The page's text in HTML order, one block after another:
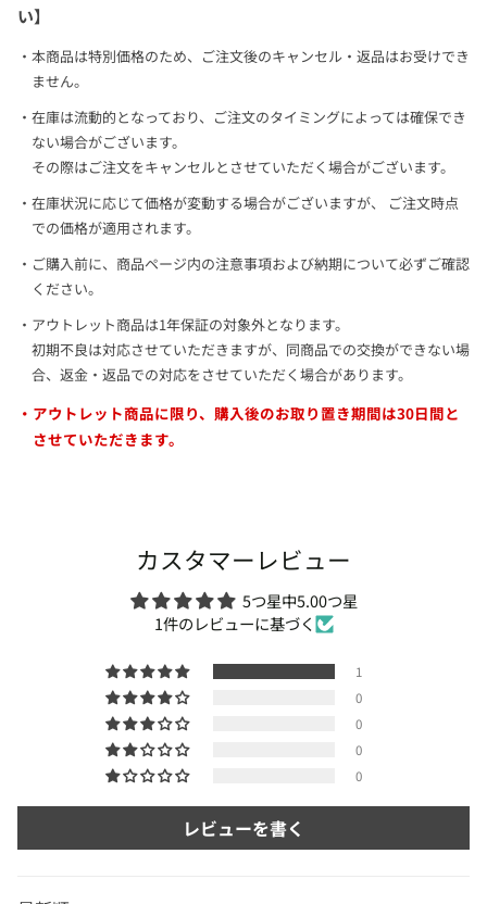
い】
本商品は特別価格のため、ご注文後のキャンセル・返品はお受けでき
ません。
在庫は流動的となっており、ご注文のタイミングによっては確保でき
ない場合がございます。
その際はご注文をキャンセルとさせていただく場合がございます。
在庫状況に応じて価格が変動する場合がございますが、 ご注文時点
での価格が適用されます。
ご購入前に、商品ページ内の注意事項および納期について必ずご確認
ください。
アウトレット商品は1年保証の対象外となります。
初期不良は対応させていただきますが、同商品での交換ができない場
合、返金・返品での対応をさせていただく場合があります。
アウトレット商品に限り、購入後のお取り置き期間は30日間と
させていただきます。
カスタマーレビュー
5つ星中5.00つ星
1件のレビューに基づく
1
0
0
0
0
レビューを書く